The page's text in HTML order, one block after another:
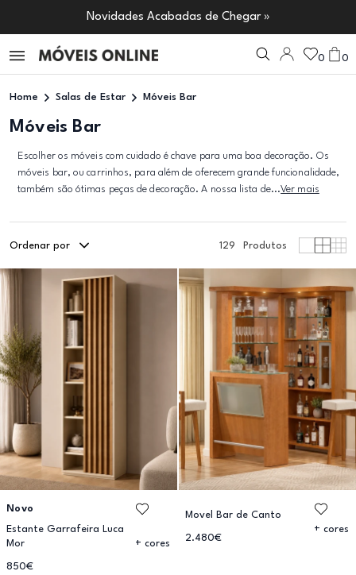
Novidades Acabadas de Chegar »
0 0
Home Salas de Estar Móveis Bar
Móveis Bar
Escolher os móveis com cuidado é chave para uma boa decoração. Os
móveis bar, ou carrinhos, para além de oferecem grande funcionalidade,
também são ótimas peças de decoração. A nossa lista de...Ver mais
Ordenar por 129 Produtos
Novo
Estante Garrafeira Luca
Mor
850€
+ cores
Movel Bar de Canto
2.480€
+ cores